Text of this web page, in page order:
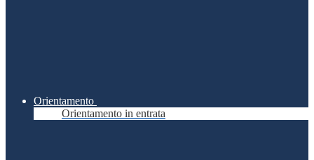
Orientamento
Orientamento in entrata